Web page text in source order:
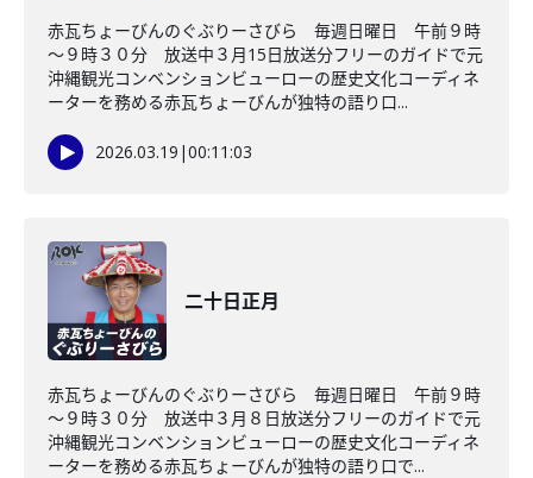
赤瓦ちょーびんのぐぶりーさびら 毎週日曜日 午前９時
～９時３０分 放送中３月15日放送分フリーのガイドで元
沖縄観光コンベンションビューローの歴史文化コーディネ
ーターを務める赤瓦ちょーびんが独特の語り口...
2026.03.19 |00:11:03
二十日正月
赤瓦ちょーびんのぐぶりーさびら 毎週日曜日 午前９時
～９時３０分 放送中３月８日放送分フリーのガイドで元
沖縄観光コンベンションビューローの歴史文化コーディネ
ーターを務める赤瓦ちょーびんが独特の語り口で...